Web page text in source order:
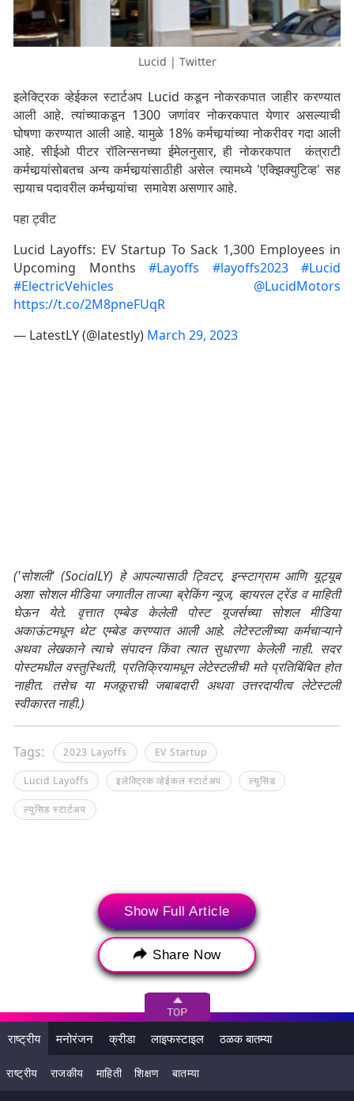
Lucid | Twitter
इलेक्ट्रिक व्हेईकल स्टार्टअप Lucid कडून नोकरकपात जाहीर करण्यात
आली आहे. त्यांच्याकडून 1300 जणांवर नोकरकपात येणार असल्याची
घोषणा करण्यात आली आहे. यामुळे 18% कर्मचार्‍यांच्या नोकरीवर गदा आली
आहे. सीईओ पीटर रॉलिन्सनच्या ईमेलनुसार, ही नोकरकपात कंत्राटी
कर्मचार्‍यांसोबतच अन्य कर्मचार्‍यांसाठीही असेल त्यामध्ये 'एक्झिक्युटिव्ह' सह
सार्‍याच पदावरील कर्मचार्‍यांचा समावेश असणार आहे.
पहा ट्वीट
Lucid Layoffs: EV Startup To Sack 1,300 Employees in
Upcoming Months #Layoffs #layoffs2023
#Lucid
#ElectricVehicles
@LucidMotors
https://t.co/2M8pneFUqR
— LatestLY (@latestly) March 29, 2023
('सोशली' (SocialLY) हे आपल्यासाठी ट्विटर, इन्स्टाग्राम आणि यूट्यूब
अशा सोशल मीडिया जगातील ताज्या ब्रेकिंग न्यूज, व्हायरल ट्रेंड व माहिती
घेऊन येते. वृत्तात एम्बेड केलेली पोस्ट यूजर्सच्या सोशल मीडिया
अकाऊंटमधून थेट एम्बेड करण्यात आली आहे. लेटेस्टलीच्या कर्मचाऱ्याने
अथवा लेखकाने त्याचे संपादन किंवा त्यात सुधारणा केलेली नाही. सदर
पोस्टमधील वस्तुस्थिती, प्रतिक्रियामधून लेटेस्टलीची मते प्रतिबिंबित होत
नाहीत. तसेच या मजकूराची जबाबदारी अथवा उत्तरदायीत्व लेटेस्टली
स्वीकारत नाही.)
Tags: 2023 Layoffs EV Startup
Lucid Layoffs इलेक्ट्रिक व्हेईकल स्टार्टअप ल्युसिड
ल्युसिड स्टार्टअप
Show Full Article
Share Now
राष्ट्रीय मनोरंजन क्रीडा लाइफस्टाइल ठळक बातम्या
राष्ट्रीय राजकीय माहिती शिक्षण बातम्या